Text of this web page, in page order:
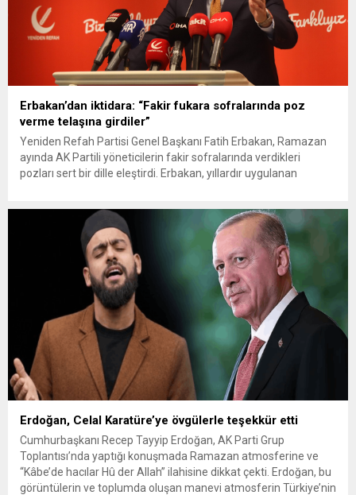
Erbakan’dan iktidara: “Fakir fukara sofralarında poz
verme telaşına girdiler”
Yeniden Refah Partisi Genel Başkanı Fatih Erbakan, Ramazan
ayında AK Partili yöneticilerin fakir sofralarında verdikleri
pozları sert bir dille eleştirdi. Erbakan, yıllardır uygulanan
almak, o sofrada fiziksel olarak bulunmakla değil, uygulanacak
doğru ekonomi modeliyle o sofraya...
Erdoğan, Celal Karatüre’ye övgülerle teşekkür etti
Cumhurbaşkanı Recep Tayyip Erdoğan, AK Parti Grup
Toplantısı’nda yaptığı konuşmada Ramazan atmosferine ve
“Kâbe’de hacılar Hû der Allah” ilahisine dikkat çekti. Erdoğan, bu
görüntülerin ve toplumda oluşan manevi atmosferin Türkiye’nin